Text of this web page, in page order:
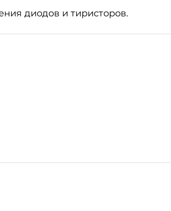
диодов и тиристоров.